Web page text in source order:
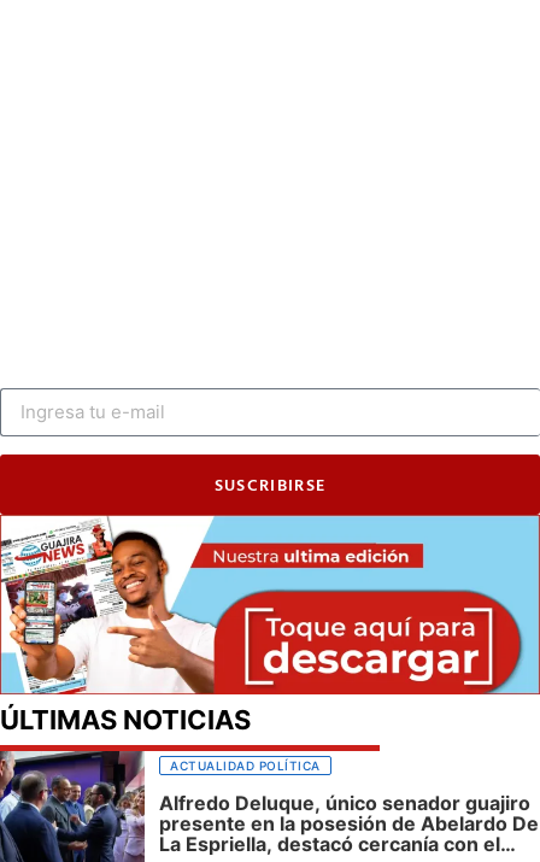
SUSCRIBIRSE
ÚLTIMAS NOTICIAS
ACTUALIDAD POLÍTICA
Alfredo Deluque, único senador guajiro
presente en la posesión de Abelardo De
La Espriella, destacó cercanía con el